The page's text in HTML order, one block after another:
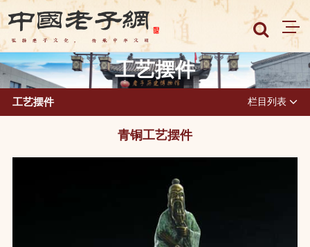
工艺摆件
工艺摆件 栏目列表
青铜工艺摆件